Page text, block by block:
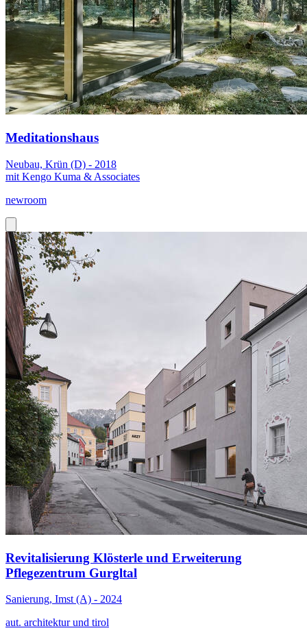
Meditationshaus
Neubau, Krün (D) - 2018
mit Kengo Kuma & Associates
newroom
Revitalisierung Klösterle und Erweiterung
Pflegezentrum Gurgltal
Sanierung, Imst (A) - 2024
aut. architektur und tirol